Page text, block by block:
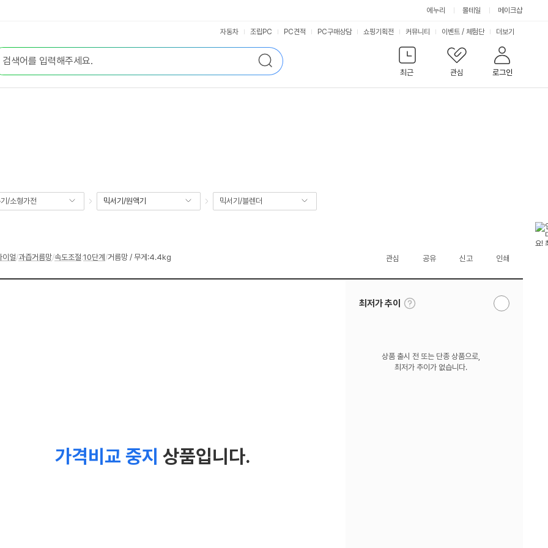
에누리 몰테일 메이크샵
검
색
최근
관심 로그인
자동차 조립PC PC견적 PC구매상담 쇼핑기획전 커뮤니티 이벤트 / 체험단 서
비
스
더보기
/소형가전 믹서기/원액기 믹서기/블렌더
이얼/과즙거름망/속도조절:10단계 /거름망 / 무게:4.4kg 관심 공유 신고 인쇄
가격비교 중지 상품입니다.
최저가 추이
툴
팁
알
상품 출시 전 또는 단종 상품으로,
최저가 추이가 없습니다.